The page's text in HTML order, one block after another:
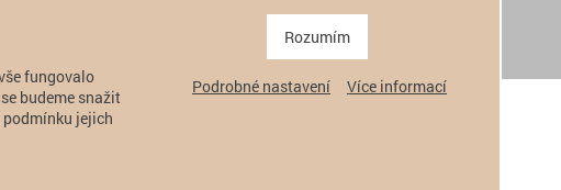
fungovalo
budeme snažit
jejich
Rozumím
Podrobné nastavení Více informací